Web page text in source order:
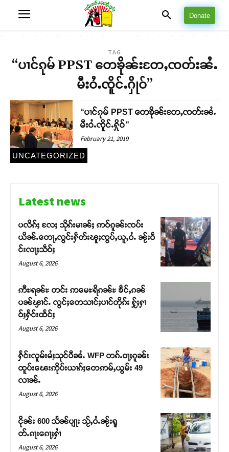
Support SHAN
တ်ႇ တူဝ်ႈလုမ်ႈၾႃႉၼၼ်ႉ ၶဝ်ႈႁူမ်ႈၵမ်ႉထႅမ် ၸုမ်းၶၢ
ဝ်ႇၽူႈတွႆႇႁွၵ်ႈ လႆႈယူႇၶႃႈဢေႃႈ။
Donate
TAG
“ပၢင်ၵုမ် PPST တေၶိုၼ်းတႄႇၸတ်းၼႆႉ
မီးဝႆႉၸိူင်ႉႁိုဝ်”
UNCATEGORIZED
“ပၢင်ၵုမ် PPST တေၶိုၼ်းတႄႇၸတ်းၼႆႉ
မီးဝႆႉၸိူင်ႉႁိုဝ်”
February 21, 2019
Latest news
ပလိၵ်ႈ လႄႈ သိုၵ်းမၢၼ်ႈ ဢဝ်ၵူၼ်းၸပ်း
ယိၼ်ႉတေႃႇလွင်းႁဵတ်းၽူႈၸွပ်ႇယူႇဝႆႉ ၼႂ်းဝဵ
င်းလႃႈသဵဝ်ႈ
August 6, 2026
ဢီႊရၼ်ႊ တင်း ဢမေႊရိၵၼ်ႊ ၶဵင်ႇၵၼ်
ပၼ်ၾၢင်ႉ လွင်ႈတေသၢင်ႈပၢင်တိုၵ်း ႁႂ်ႈႁၢ
ဝ်ႈႁႅင်းထႅင်ႈ
August 6, 2026
ႁႅင်းလူမ်းမႆႈသုင်ပီၼႆႉ WFP တၵ်ႉဝႃႈၵူၼ်း
ထူပ်းၽေးဢိုပ်းယၢၵ်ႈတေဢမ်ႇယွမ်း 49
လၢၼ်ႉ
August 6, 2026
ငိုၼ်း 600 သႅၼ်ပျႃး သႂ်ႇဝႆႉၼႂ်းရူ
တ်ႉၵႃးၵေႃႈႁၢႆ
August 6, 2026